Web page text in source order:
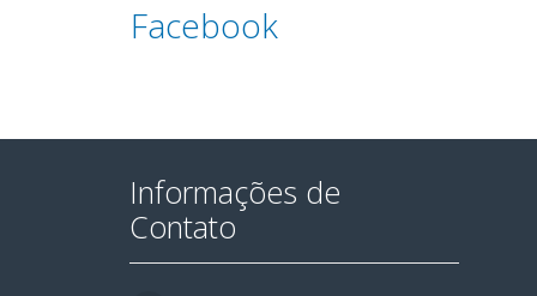
Facebook
Informações de
Contato